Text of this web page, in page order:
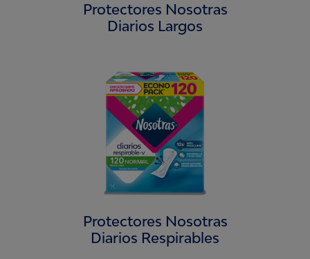
Protectores Nosotras
Diarios Largos
Protectores Nosotras
Diarios Respirables